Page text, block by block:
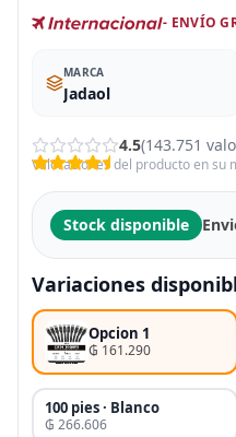
- ENVÍO
MARCA
Jadaol
4.5(143.751
Valoraciones del producto en su
Stock disponible
Variaciones
Opcion 1
₲ 161.290
100 pies · Blanco
₲ 266.606